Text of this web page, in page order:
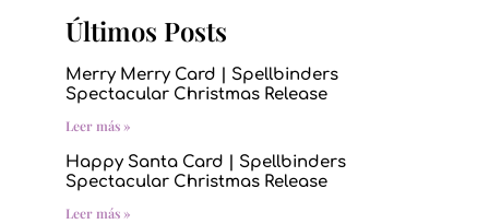
Últimos Posts
Merry Merry Card | Spellbinders
Spectacular Christmas Release
Leer más »
Happy Santa Card | Spellbinders
Spectacular Christmas Release
Leer más »